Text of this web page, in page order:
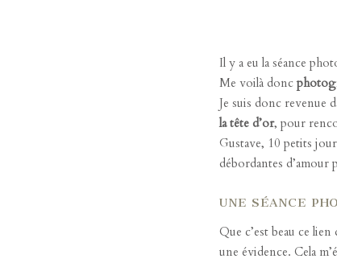
Il y a eu la séance
Me voilà donc
Je suis donc revenue
la tête d’or, pour
Gustave, 10 petits
débordantes d’amour
UNE SÉANCE
Que c’est beau ce
une évidence. Cela